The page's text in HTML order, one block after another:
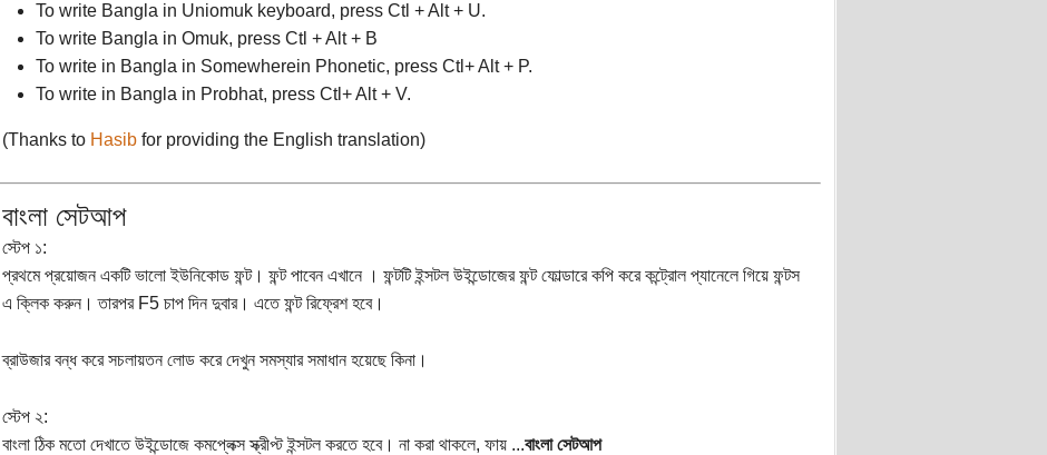
To write Bangla in Uniomuk keyboard, press Ctl + Alt + U.
To write Bangla in Omuk, press Ctl + Alt + B
To write in Bangla in Somewherein Phonetic, press Ctl+ Alt + P.
To write in Bangla in Probhat, press Ctl+ Alt + V.
(Thanks to Hasibfor providing the English translation)
বাংলা সেটআপ
স্টেপ ১:
প্রথমে প্রয়োজন একটি ভালো ইউনিকোড ফন্ট। ফন্ট পাবেন এখানে । ফন্টটি ইন্সটল উইন্ডোজের ফন্ট ফোল্ডারে কপি করে কন্ট্রোল প্যানেলে গিয়ে ফন্টস
এ ক্লিক করুন। তারপর F5 চাপ দিন দুবার। এতে ফন্ট রিফ্রেশ হবে।
ব্রাউজার বন্ধ করে সচলায়তন লোড করে দেখুন সমস্যার সমাধান হয়েছে কিনা।
স্টেপ ২:
বাংলা ঠিক মতো দেখাতে উইন্ডোজে কমপ্লেক্স স্ক্রীপ্ট ইন্সটল করতে হবে। না করা থাকলে, ফায় ...বাংলা সেটআপ